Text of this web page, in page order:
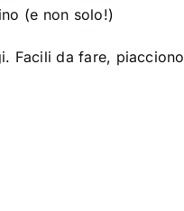
(e non solo!)
Facili da fare, piacciono